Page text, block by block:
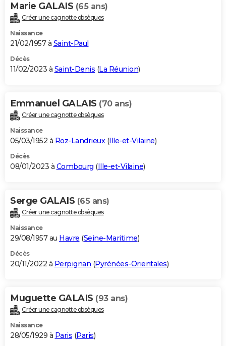
Marie GALAIS (65 ans)
Créer une cagnotte obsèques
Naissance
21/02/1957 à Saint-Paul
Décès
11/02/2023 à Saint-Denis (La Réunion)
Emmanuel GALAIS (70 ans)
Créer une cagnotte obsèques
Naissance
05/03/1952 à Roz-Landrieux(Ille-et-Vilaine)
Décès
08/01/2023 à Combourg (Ille-et-Vilaine)
Serge GALAIS (65 ans)
Créer une cagnotte obsèques
Naissance
29/08/1957 au Havre (Seine-Maritime)
Décès
20/11/2022 à Perpignan (Pyrénées-Orientales)
Muguette GALAIS (93 ans)
Créer une cagnotte obsèques
Naissance
28/05/1929 à Paris (Paris)